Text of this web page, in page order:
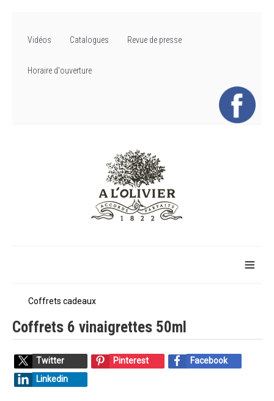
Vidéos Catalogues Revue de presse
Horaire d'ouverture
≡
Coffrets cadeaux
Coffrets 6 vinaigrettes 50ml
Twitter Pinterest
Facebook
Linkedin